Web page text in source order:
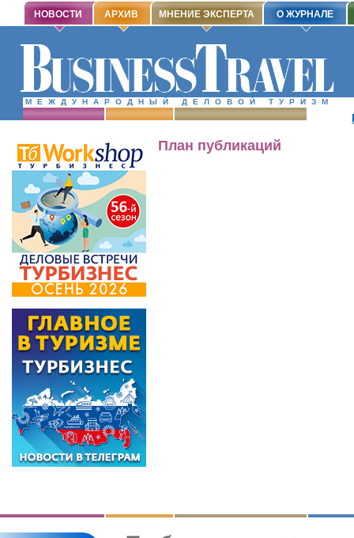
МЕЖДУНАРОДНЫЙ ДЕЛОВОЙ ТУРИЗМ
НОВОСТИ АРХИВ МНЕНИЕ ЭКСПЕРТА О ЖУРНАЛЕ
План публикаций